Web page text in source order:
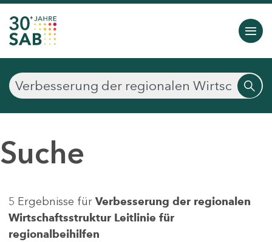
Suche
5 Ergebnisse für Verbesserung der regionalen
Wirtschaftsstruktur Leitlinie für
regionalbeihilfen